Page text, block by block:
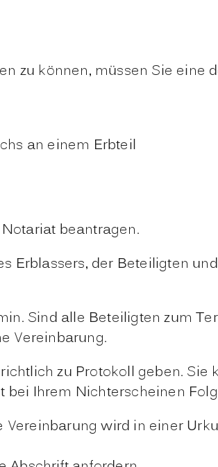
zu können, müssen Sie eine
an einem Erbteil
beantragen.
Erblassers, der Beteiligten
Sind alle Beteiligten zum
Vereinbarung.
zu Protokoll geben. Sie
Ihrem Nichterscheinen
wird in einer